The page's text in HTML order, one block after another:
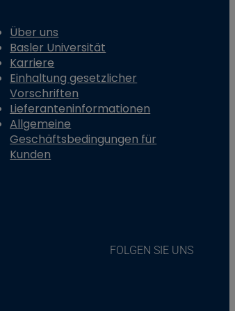
Über uns
Basler Universität
Karriere
Einhaltung gesetzlicher
Vorschriften
Lieferanteninformationen
Allgemeine
Geschäftsbedingungen für
Kunden
FOLGEN SIE UNS